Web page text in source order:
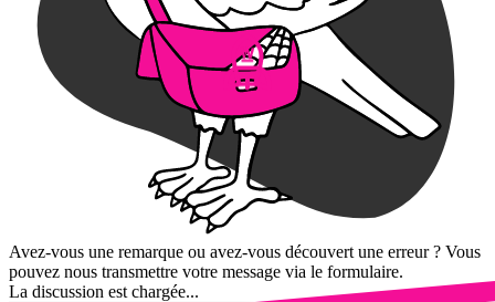
Avez-vous une remarque ou avez-vous découvert une erreur ? Vous
pouvez nous transmettre votre message via le formulaire.
La discussion est chargée...